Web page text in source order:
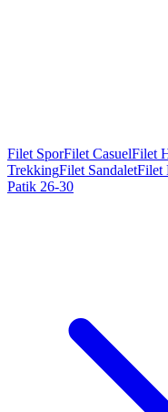
Filet SporFilet CasuelFilet
TrekkingFilet SandaletFilet
Patik 26-30